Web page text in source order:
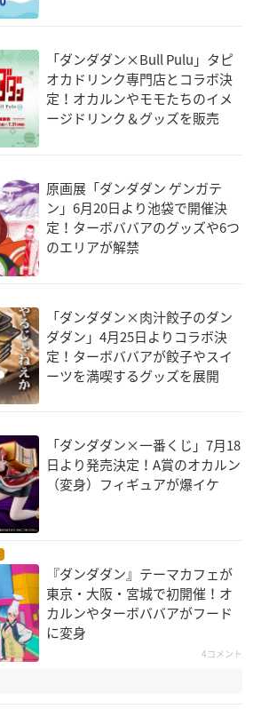
「ダンダダン×Bull Pulu」タピ
オカドリンク専門店とコラボ決
定！オカルンやモモたちのイメ
ージドリンク＆グッズを販売
原画展「ダンダダン ゲンガテ
ン」6月20日より池袋で開催決
定！ターボババアのグッズや6つ
のエリアが解禁
「ダンダダン×肉汁餃子のダン
ダダン」4月25日よりコラボ決
定！ターボババアが餃子やスイ
ーツを満喫するグッズを展開
「ダンダダン×一番くじ」7月18
日より発売決定！A賞のオカルン
（変身）フィギュアが爆イケ
『ダンダダン』テーマカフェが
東京・大阪・宮城で初開催！オ
カルンやターボババアがフード
に変身
4コメント